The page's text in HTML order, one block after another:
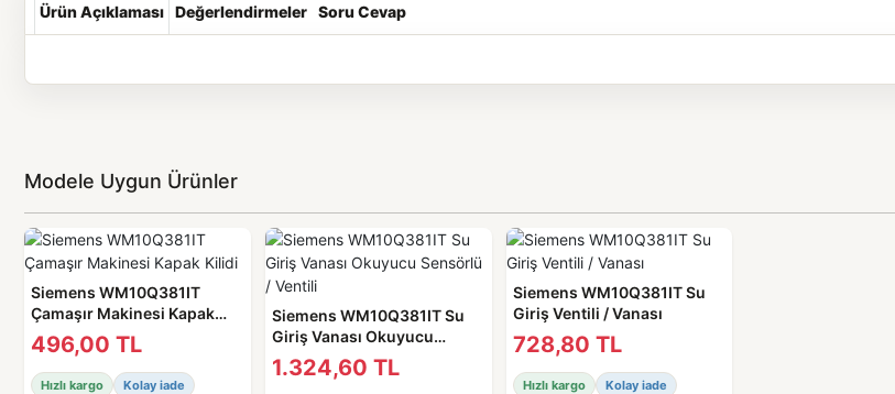
Ürün Açıklaması Değerlendirmeler Soru Cevap
Modele Uygun Ürünler
Siemens WM10Q381IT
Çamaşır Makinesi Kapak
Kilidi
496,00 TL
Hızlı kargo Kolay iade
Siemens WM10Q381IT Su
Giriş Vanası Okuyucu
Sensörlü / Ventili
1.324,60 TL
Siemens WM10Q381IT Su
Giriş Ventili / Vanası
728,80 TL
Hızlı kargo Kolay iade